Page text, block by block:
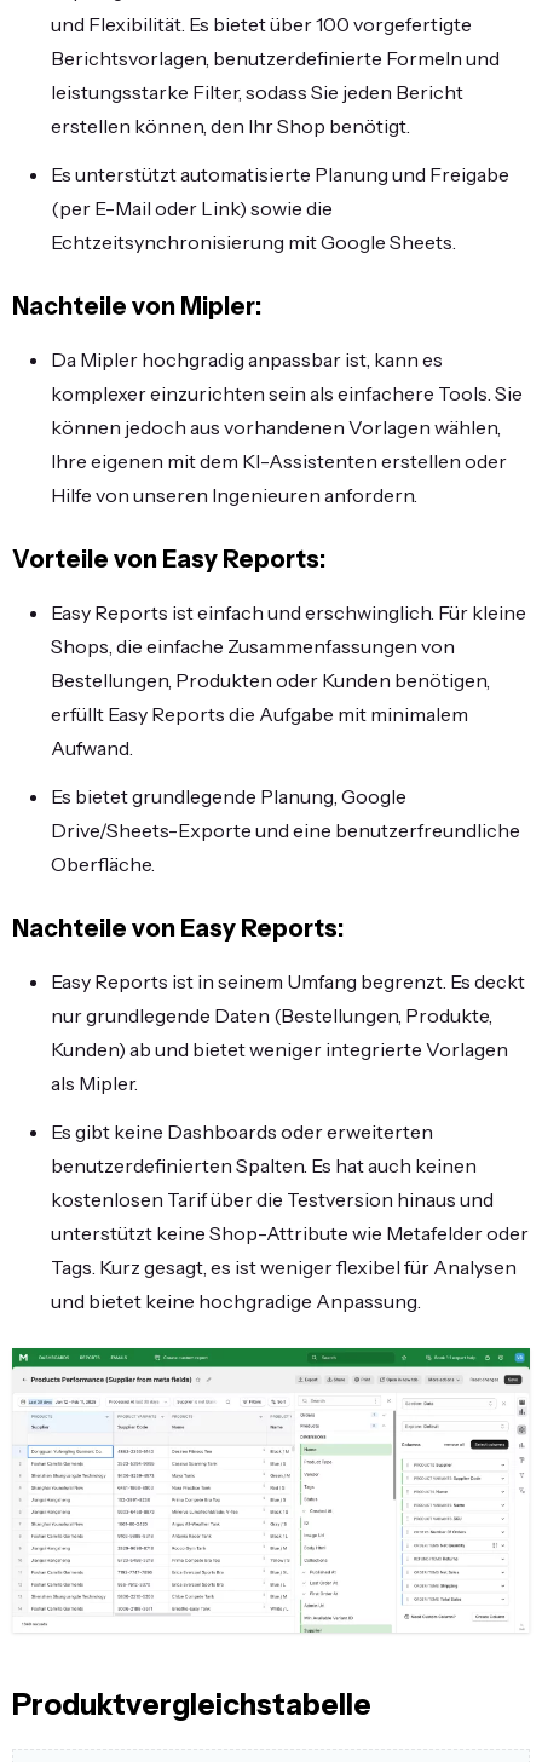
und Flexibilität. Es bietet über 100 vorgefertigte
Berichtsvorlagen, benutzerdefinierte Formeln und
leistungsstarke Filter, sodass Sie jeden Bericht
erstellen können, den Ihr Shop benötigt.
Es unterstützt automatisierte Planung und Freigabe
(per E-Mail oder Link) sowie die
Echtzeitsynchronisierung mit Google Sheets.
Nachteile von Mipler:
Da Mipler hochgradig anpassbar ist, kann es
komplexer einzurichten sein als einfachere Tools. Sie
können jedoch aus vorhandenen Vorlagen wählen,
Ihre eigenen mit dem KI-Assistenten erstellen oder
Hilfe von unseren Ingenieuren anfordern.
Vorteile von Easy Reports:
Easy Reports ist einfach und erschwinglich. Für kleine
Shops, die einfache Zusammenfassungen von
Bestellungen, Produkten oder Kunden benötigen,
erfüllt Easy Reports die Aufgabe mit minimalem
Aufwand.
Es bietet grundlegende Planung, Google
Drive/Sheets-Exporte und eine benutzerfreundliche
Oberfläche.
Nachteile von Easy Reports:
Easy Reports ist in seinem Umfang begrenzt. Es deckt
nur grundlegende Daten (Bestellungen, Produkte,
Kunden) ab und bietet weniger integrierte Vorlagen
als Mipler.
Es gibt keine Dashboards oder erweiterten
benutzerdefinierten Spalten. Es hat auch keinen
kostenlosen Tarif über die Testversion hinaus und
unterstützt keine Shop-Attribute wie Metafelder oder
Tags. Kurz gesagt, es ist weniger flexibel für Analysen
und bietet keine hochgradige Anpassung.
Produktvergleichstabelle